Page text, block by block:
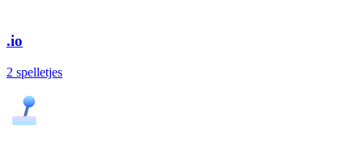
.io
2 spelletjes